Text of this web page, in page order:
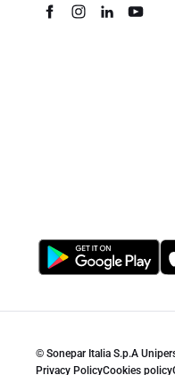
© Sonepar Italia S.p.A
Privacy PolicyCookies policy